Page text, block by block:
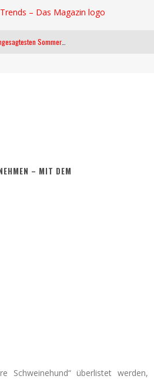
– MIT DEM
Schweinehund“ überlistet werden,